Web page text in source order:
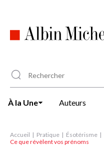
principal
À la Une Auteurs
Accueil Pratique Ésotérisme
Ce que révèlent vos prénoms